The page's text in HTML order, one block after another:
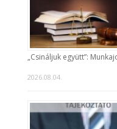
„Csináljuk együtt”:
2026.08.04.